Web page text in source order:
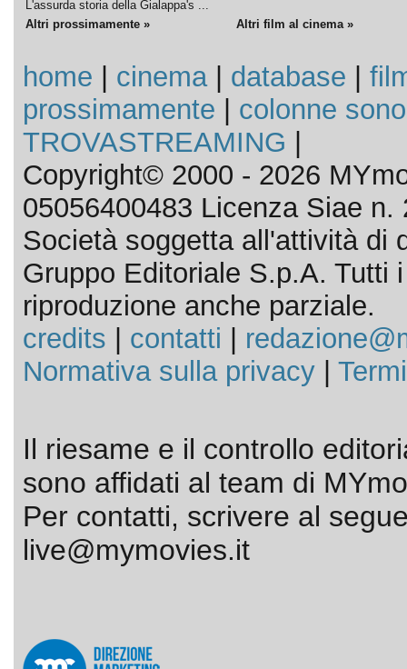
L'assurda storia della Gialappa's ...
Altri prossimamente » Altri film al cinema »
home cinema| database
prossimamente
colonne
TROVASTREAMING
Copyright© 2000 - 2026
05056400483 Licenza Siae n.
Società soggetta all'attività di
Gruppo Editoriale S.p.A. Tutti
riproduzione anche parziale.
credits
contatti
Normativa sulla privacy|
Il riesame e il controllo
sono affidati al team di
Per contatti, scrivere al
live@mymovies.it